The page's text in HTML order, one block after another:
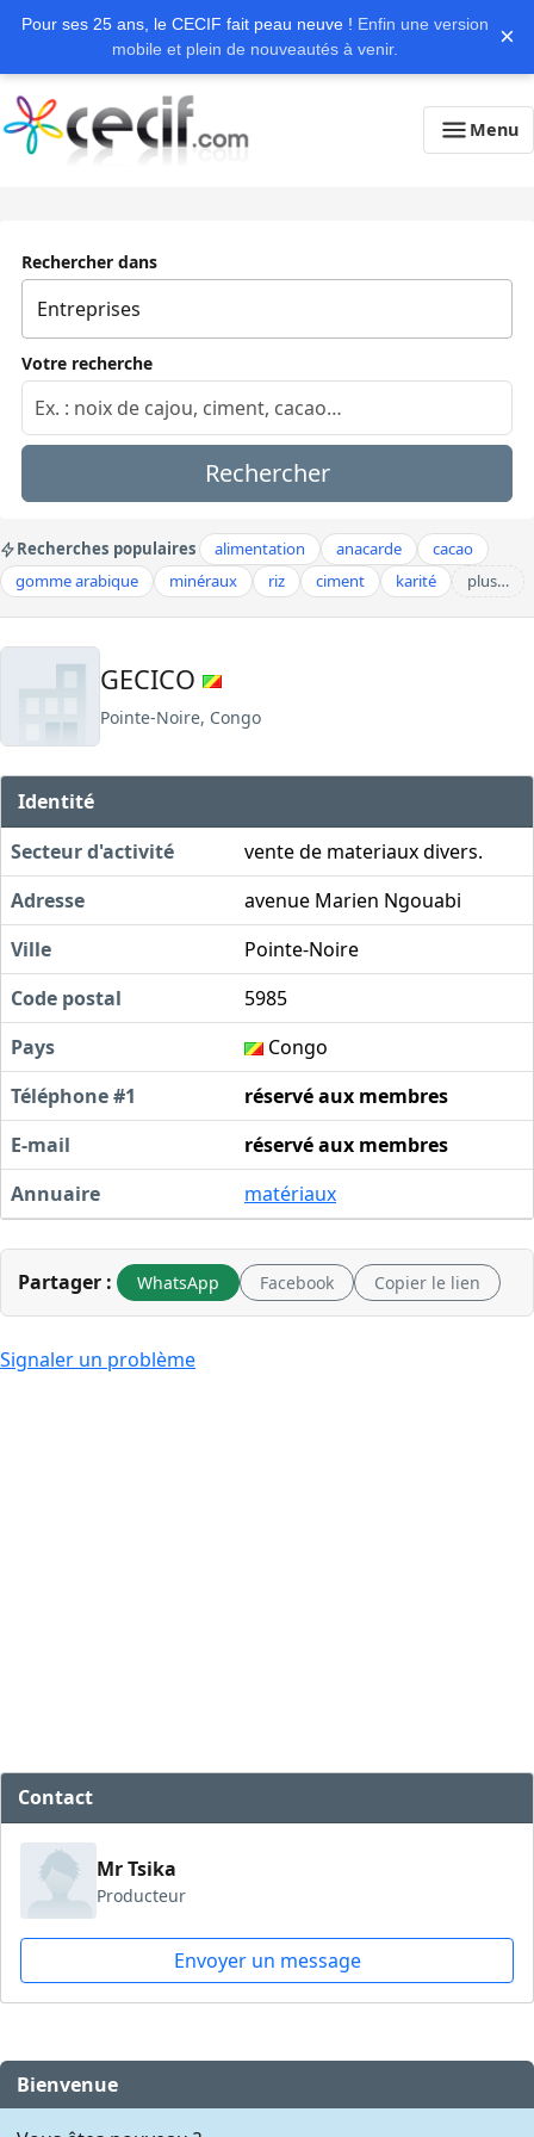
Pour ses 25 ans, le CECIF fait peau neuve ! Enfin une version
mobile et plein de nouveautés à venir.
×
Menu
Rechercher dans
Votre recherche
Rechercher
Recherches populaires alimentation anacarde
cacao
gomme arabique
minéraux riz ciment karité plus…
GECICO
Pointe-Noire, Congo
Identité
Secteur d'activité
vente de materiaux divers.
Adresse
avenue Marien Ngouabi
Ville
Pointe-Noire
Code postal
5985
Pays
Congo
Téléphone #1
réservé aux membres
E-mail
réservé aux membres
Annuaire
matériaux
Partager : WhatsApp Facebook Copier le lien
Signaler un problème
Contact
Mr Tsika
Producteur
Envoyer un message
Bienvenue